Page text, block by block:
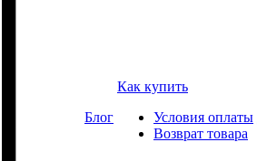
Блог
Как купить
Условия оплаты
Возврат товара